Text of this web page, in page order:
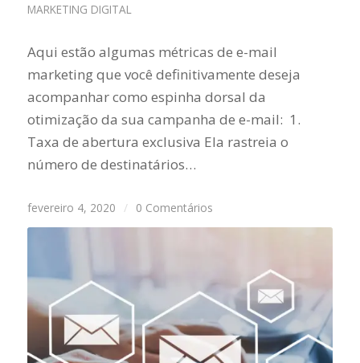
MARKETING DIGITAL
Aqui estão algumas métricas de e-mail
marketing que você definitivamente deseja
acompanhar como espinha dorsal da
otimização da sua campanha de e-mail: 1.
Taxa de abertura exclusiva Ela rastreia o
número de destinatários…
fevereiro 4, 2020 / 0 Comentários